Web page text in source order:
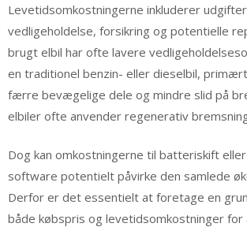
Levetidsomkostningerne inkluderer
vedligeholdelse, forsikring og potentielle
brugt elbil har ofte lavere
en traditionel benzin- eller dieselbil,
færre bevægelige dele og mindre slid på
elbiler ofte anvender regenerativ
Dog kan omkostningerne til batteriskift
software potentielt påvirke den samlede
Derfor er det essentielt at foretage en
både købspris og levetidsomkostninger for